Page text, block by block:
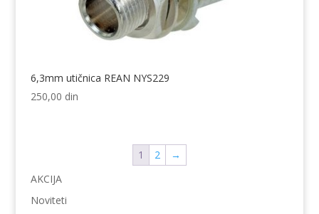
6,3mm utičnica REAN NYS229
250,00 din
1 2
→
AKCIJA
Noviteti